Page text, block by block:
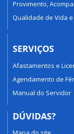
Provimento,
Qualidade de Vida
SERVIÇOS
Afastamentos e
Agendamento de
Manual do Servidor
DÚVIDAS?